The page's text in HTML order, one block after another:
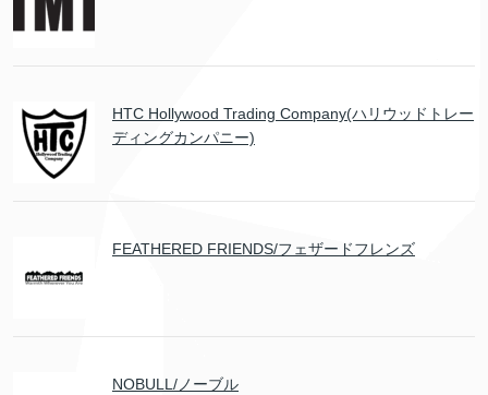
HTC Hollywood Trading Company(ハリウッドトレー
ディングカンパニー)
FEATHERED FRIENDS/フェザードフレンズ
NOBULL/ノーブル